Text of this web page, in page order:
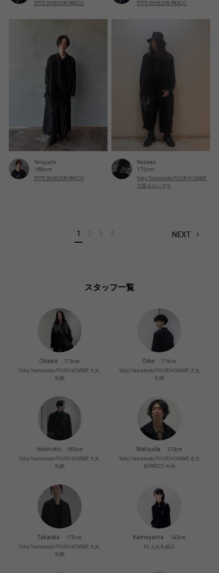
S'YTE SHIBUYA PARCO S'YTE SHIBUYA PARCO
Taniguchi
180cm
S'YTE SHIBUYA PARCO
Nozawa
172cm
Yohji Yamamoto POUR HOMME
大阪タカシマヤ
1 NEXT
スタッフ一覧
Okawa
173cm
Yohji Yamamoto POUR HOMME 大丸
札幌
Oike
174cm
Yohji Yamamoto POUR HOMME 大丸
札幌
Ishimoto
183cm
Yohji Yamamoto POUR HOMME 大丸
札幌
Matsuda
170cm
Yohji Yamamoto POUR HOMME 名古
屋PARCO midi
Takaoka
175cm
Yohji Yamamoto POUR HOMME 大丸
札幌
Kameyama
162cm
Y’s 大丸札幌店